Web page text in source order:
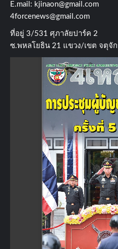
E.mail: kjinaon@gmail.com
4forcenews@gmail.com
ที่อยู่​ 3/531​ ศุภาลัยปาร์ค​ 2
ซ.พหลโยธิน​ 21​ แขวง/เขต​ จตุจัก